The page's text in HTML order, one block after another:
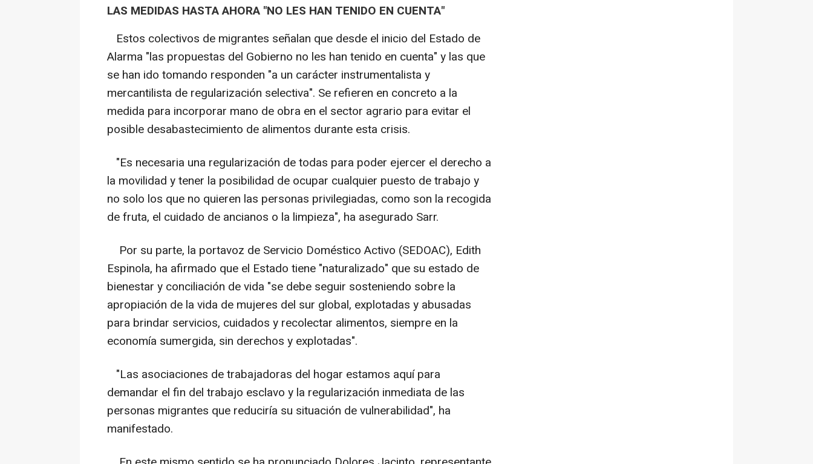
LAS MEDIDAS HASTA AHORA "NO LES HAN TENIDO EN CUENTA"
Estos colectivos de migrantes señalan que desde el inicio del Estado de
Alarma "las propuestas del Gobierno no les han tenido en cuenta" y las que
se han ido tomando responden "a un carácter instrumentalista y
mercantilista de regularización selectiva". Se refieren en concreto a la
medida para incorporar mano de obra en el sector agrario para evitar el
posible desabastecimiento de alimentos durante esta crisis.
"Es necesaria una regularización de todas para poder ejercer el derecho a
la movilidad y tener la posibilidad de ocupar cualquier puesto de trabajo y
no solo los que no quieren las personas privilegiadas, como son la recogida
de fruta, el cuidado de ancianos o la limpieza", ha asegurado Sarr.
Por su parte, la portavoz de Servicio Doméstico Activo (SEDOAC), Edith
Espinola, ha afirmado que el Estado tiene "naturalizado" que su estado de
bienestar y conciliación de vida "se debe seguir sosteniendo sobre la
apropiación de la vida de mujeres del sur global, explotadas y abusadas
para brindar servicios, cuidados y recolectar alimentos, siempre en la
economía sumergida, sin derechos y explotadas".
"Las asociaciones de trabajadoras del hogar estamos aquí para
demandar el fin del trabajo esclavo y la regularización inmediata de las
personas migrantes que reduciría su situación de vulnerabilidad", ha
manifestado.